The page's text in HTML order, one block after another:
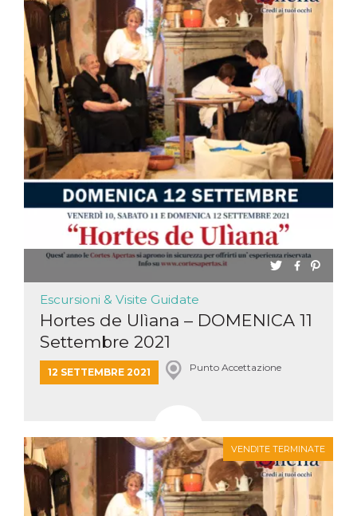
Escursioni & Visite Guidate
Hortes de Ulìana – DOMENICA 11
Settembre 2021
12 SETTEMBRE 2021 Punto Accettazione
VENDITE TERMINATE